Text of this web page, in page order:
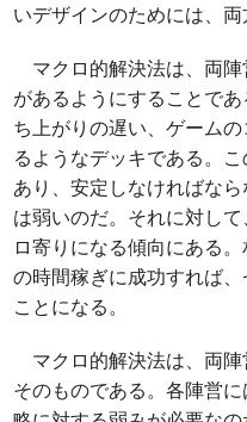
いデザインのためには、両
マクロ的解決法は、両
があるようにすることで
ち上がりの遅い、ゲーム
るようなデッキである。
あり、安定しなければな
は弱いのだ。それに対し
ロ寄りになる傾向にある
の時間稼ぎに成功すれば
ことになる。
マクロ的解決法は、両陣
そのものである。各陣営